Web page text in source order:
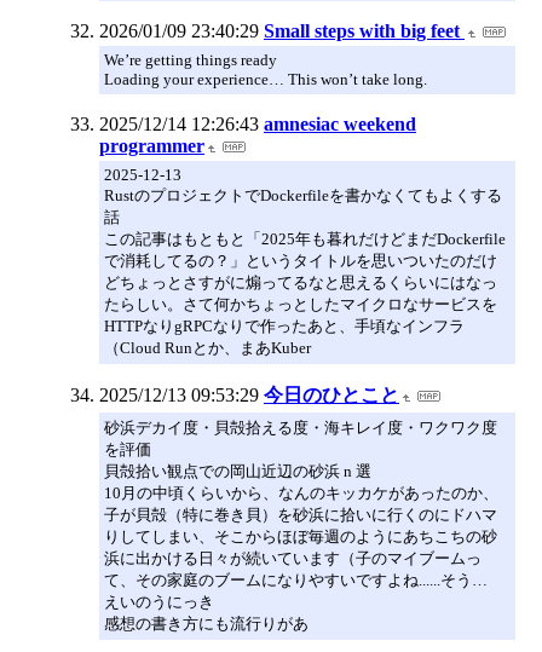
2026/01/09 23:40:29 Small steps with big feet
We’re getting things ready
Loading your experience… This won’t take long.
2025/12/14 12:26:43 amnesiac weekend
programmer
2025-12-13
RustのプロジェクトでDockerfileを書かなくてもよくする
話
この記事はもともと「2025年も暮れだけどまだDockerfile
で消耗してるの？」というタイトルを思いついたのだけ
どちょっとさすがに煽ってるなと思えるくらいにはなっ
たらしい。さて何かちょっとしたマイクロなサービスを
HTTPなりgRPCなりで作ったあと、手頃なインフラ
（Cloud Runとか、まあKuber
2025/12/13 09:53:29 今日のひとこと
砂浜デカイ度・貝殻拾える度・海キレイ度・ワクワク度
を評価
貝殻拾い観点での岡山近辺の砂浜 n 選
10月の中頃くらいから、なんのキッカケがあったのか、
子が貝殻（特に巻き貝）を砂浜に拾いに行くのにドハマ
りしてしまい、そこからほぼ毎週のようにあちこちの砂
浜に出かける日々が続いています（子のマイブームっ
て、その家庭のブームになりやすいですよね......そう…
えいのうにっき
感想の書き方にも流行りがあ